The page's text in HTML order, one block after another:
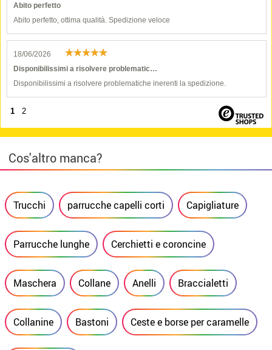
Abito perfetto
Abito perfetto, ottima qualità. Spedizione veloce
18/06/2026
Disponibilissimi a risolvere problematic…
Disponibilissimi a risolvere problematiche inerenti la spedizione.
1 2
Cos'altro manca?
Trucchi parrucche capelli corti Capigliature
Parrucche lunghe Cerchietti e coroncine
Maschera Collane Anelli Braccialetti
Collanine Bastoni Ceste e borse per caramelle